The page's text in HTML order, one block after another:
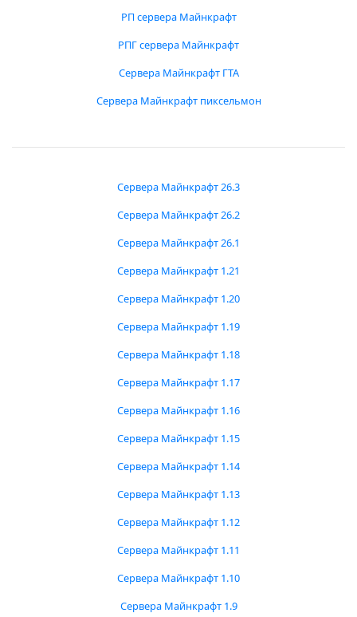
РП сервера Майнкрафт
РПГ сервера Майнкрафт
Сервера Майнкрафт ГТА
Сервера Майнкрафт пиксельмон
Сервера Майнкрафт 26.3
Сервера Майнкрафт 26.2
Сервера Майнкрафт 26.1
Сервера Майнкрафт 1.21
Сервера Майнкрафт 1.20
Сервера Майнкрафт 1.19
Сервера Майнкрафт 1.18
Сервера Майнкрафт 1.17
Сервера Майнкрафт 1.16
Сервера Майнкрафт 1.15
Сервера Майнкрафт 1.14
Сервера Майнкрафт 1.13
Сервера Майнкрафт 1.12
Сервера Майнкрафт 1.11
Сервера Майнкрафт 1.10
Сервера Майнкрафт 1.9